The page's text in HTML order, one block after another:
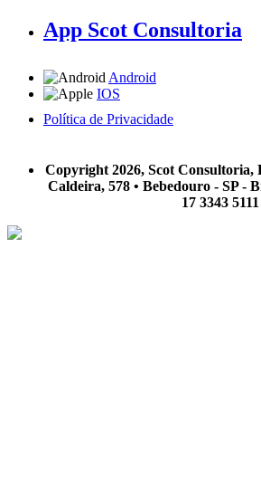
App Scot Consultoria
Android
IOS
Política de Privacidade
Copyright 2026, Scot Consultoria,
Caldeira, 578 • Bebedouro - SP -
17 3343 5111